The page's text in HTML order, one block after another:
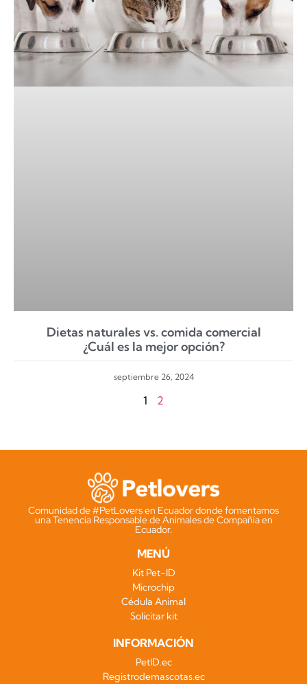
Dietas naturales vs. comida comercial
¿Cuál es la mejor opción?
septiembre 26, 2024
1 2
Comunidad de #PetLovers en Ecuador donde fomentamos
una Tenencia Responsable de Animales de Compañía en
Ecuador.
MENÚ
Kit Pet-ID
Microchip
Cédula Animal
Solicitar kit
INFORMACIÓN
PetID.ec
Registrodemascotas.ec